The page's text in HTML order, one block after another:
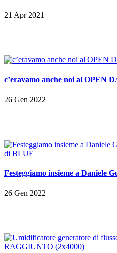
21 Apr 2021
c’eravamo anche noi al OPEN
26 Gen 2022
Festeggiamo insieme a Daniele
26 Gen 2022